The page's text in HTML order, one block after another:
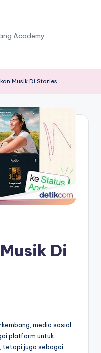
Academy
Musik Di Stories
Di
media sosial
platform untuk
tetapi juga sebagai